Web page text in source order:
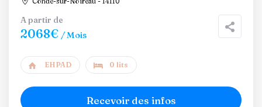
A partir de
2068€ / Mois
EHPAD 0 lits
Recevoir des infos